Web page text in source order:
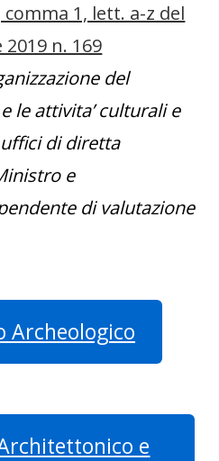
comma 1, lett. a-z del
2019 n. 169
del
le attivita’ culturali e
di diretta
e
di valutazione
Archeologico
e